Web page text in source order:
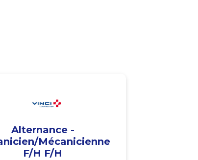
Alternance -
Mécanicienne
F/H F/H